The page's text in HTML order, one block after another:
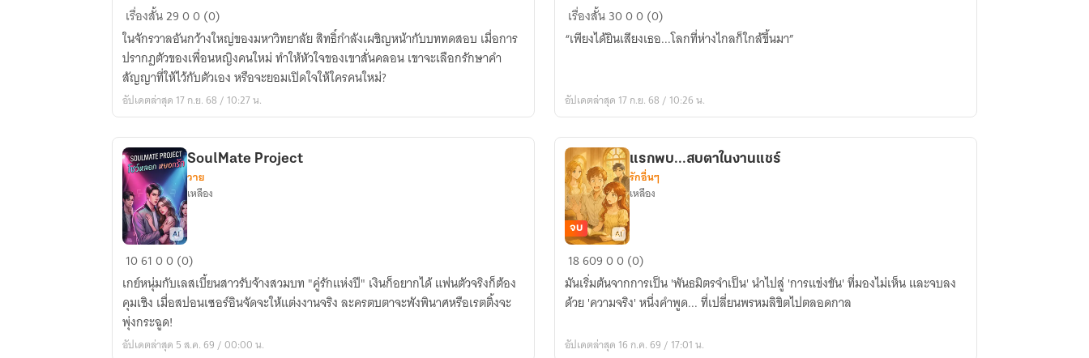
ภาค
มหา
ลัย
ตอน
ที่2:
เพื่อน
บท
ทดสอบ
และ
ความ
ทรง
จำ
เรื่องสั้น2900 (0)
ในจักรวาลอันกว้างใหญ่ของมหาวิทยาลัย สิทธิ์กำลังเผชิญหน้ากับบททดสอบ เมื่อการ
ปรากฏตัวของเพื่อนหญิงคนใหม่ ทำให้หัวใจของเขาสั่นคลอน เขาจะเลือกรักษาคำ
สัญญาที่ให้ไว้กับตัวเอง หรือจะยอมเปิดใจให้ใครคนใหม่?
อัปเดตล่าสุด 17 ก.ย. 68 / 10:27 น.
ภาค
มหา
ลัย
กิโลเมตร
อยาก
ข้าม
ไป
เรื่องสั้น3000 (0)
“เพียงได้ยินเสียงเธอ...โลกที่ห่างไกลก็ใกล้ขึ้นมา”
อัปเดตล่าสุด 17 ก.ย. 68 / 10:26 น.
SoulMate
Project
SoulMate Project
วาย
เหลือง
106100 (0)
เกย์หนุ่มกับเลสเบี้ยนสาวรับจ้างสวมบท "คู่รักแห่งปี" เงินก็อยากได้ แฟนตัวจริงก็ต้อง
คุมเชิง เมื่อสปอนเซอร์อินจัดจะให้แต่งงานจริง ละครตบตาจะพังพินาศหรือเรตติ้งจะ
พุ่งกระฉูด!
อัปเดตล่าสุด 5 ส.ค. 69 / 00:00 น.
แรก
พบ...สบตา
ใน
งาน
จบ
แรกพบ...สบตาในงานแชร์
รักอื่นๆ
เหลือง
1860900 (0)
มันเริ่มต้นจากการเป็น 'พันธมิตรจำเป็น' นำไปสู่ 'การแข่งขัน' ที่มองไม่เห็น และจบลง
ด้วย 'ความจริง' หนึ่งคำพูด... ที่เปลี่ยนพรหมลิขิตไปตลอดกาล
อัปเดตล่าสุด 16 ก.ค. 69 / 17:01 น.